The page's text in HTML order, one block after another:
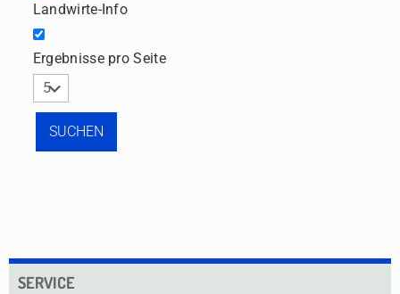
Landwirte-Info
Ergebnisse pro Seite
SERVICE